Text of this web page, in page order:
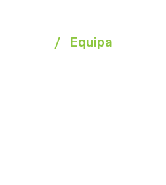
Equipa